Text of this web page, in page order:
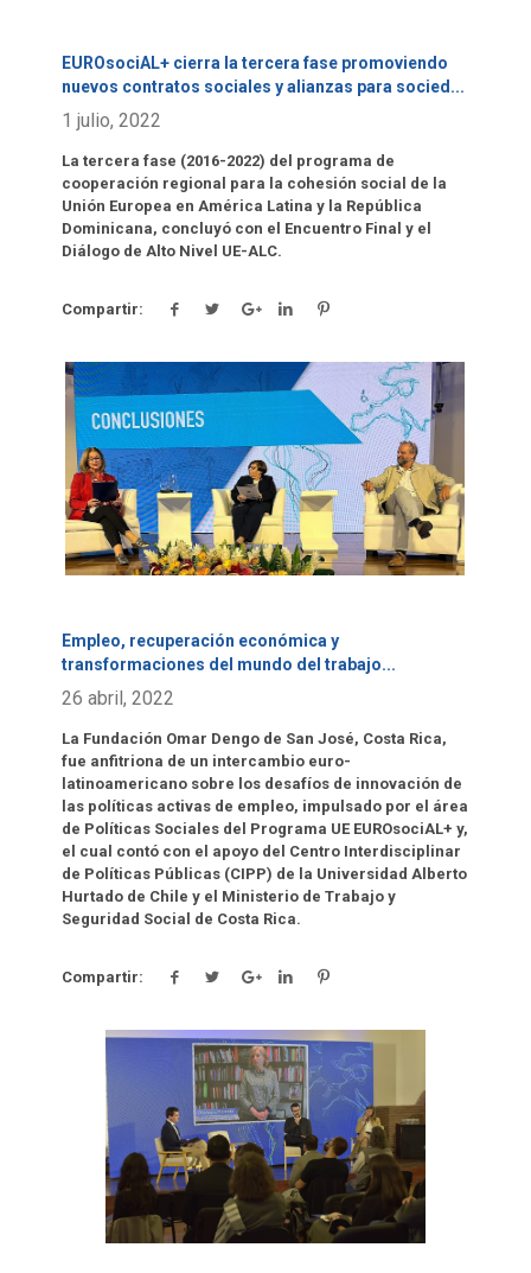
EUROsociAL+ cierra la tercera fase promoviendo
nuevos contratos sociales y alianzas para socied ...
1 julio, 2022
La tercera fase (2016-2022) del programa de
cooperación regional para la cohesión social de la
Unión Europea en América Latina y la República
Dominicana, concluyó con el Encuentro Final y el
Diálogo de Alto Nivel UE-ALC.
Compartir:
Click para leer más.
Empleo, recuperación económica y
transformaciones del mundo del trabajo...
26 abril, 2022
La Fundación Omar Dengo de San José, Costa Rica,
fue anfitriona de un intercambio euro-
latinoamericano sobre los desafíos de innovación de
las políticas activas de empleo, impulsado por el área
de Políticas Sociales del Programa UE EUROsociAL+ y,
el cual contó con el apoyo del Centro Interdisciplinar
de Políticas Públicas (CIPP) de la Universidad Alberto
Hurtado de Chile y el Ministerio de Trabajo y
Seguridad Social de Costa Rica.
Compartir:
Click para leer más.